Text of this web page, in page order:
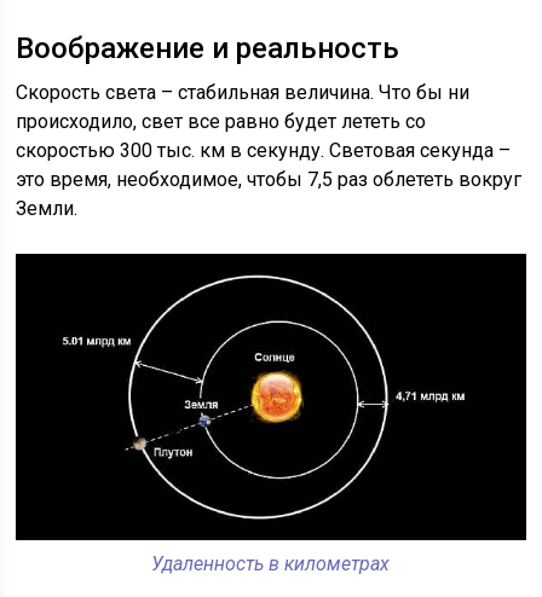
Воображение и реальность
Скорость света – стабильная величина. Что бы ни
происходило, свет все равно будет лететь со
скоростью 300 тыс. км в секунду. Световая секунда –
это время, необходимое, чтобы 7,5 раз облететь вокруг
Земли.
Удаленность в километрах